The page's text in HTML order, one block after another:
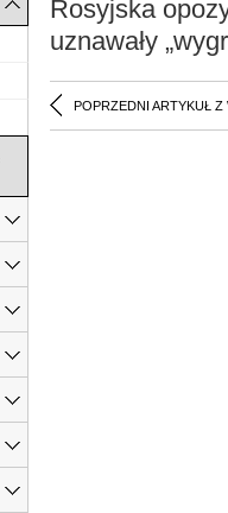
Rosyjska
uznawały
POPRZEDNI ARTYKUŁ Z